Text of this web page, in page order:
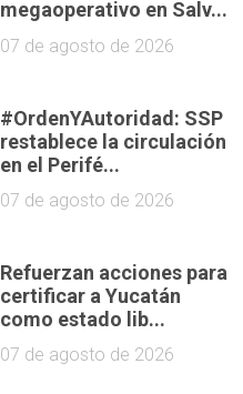
megaoperativo en Salv...
07 de agosto de 2026
#OrdenYAutoridad: SSP
restablece la circulación
en el Perifé...
07 de agosto de 2026
Refuerzan acciones para
certificar a Yucatán
como estado lib...
07 de agosto de 2026